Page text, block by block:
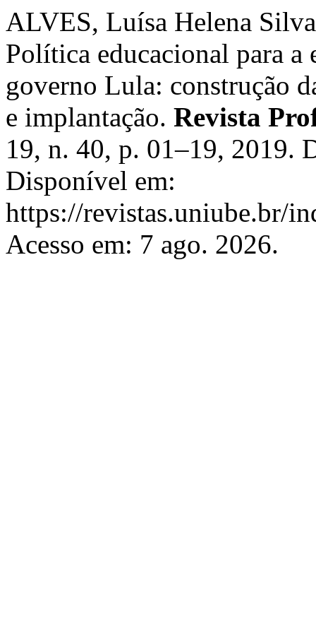
ALVES, Luísa Helena
Política educacional para a
governo Lula: construção
e implantação. Revista
19, n. 40, p. 01–19, 2019.
Disponível em:
https://revistas.uniube.br/
Acesso em: 7 ago. 2026.